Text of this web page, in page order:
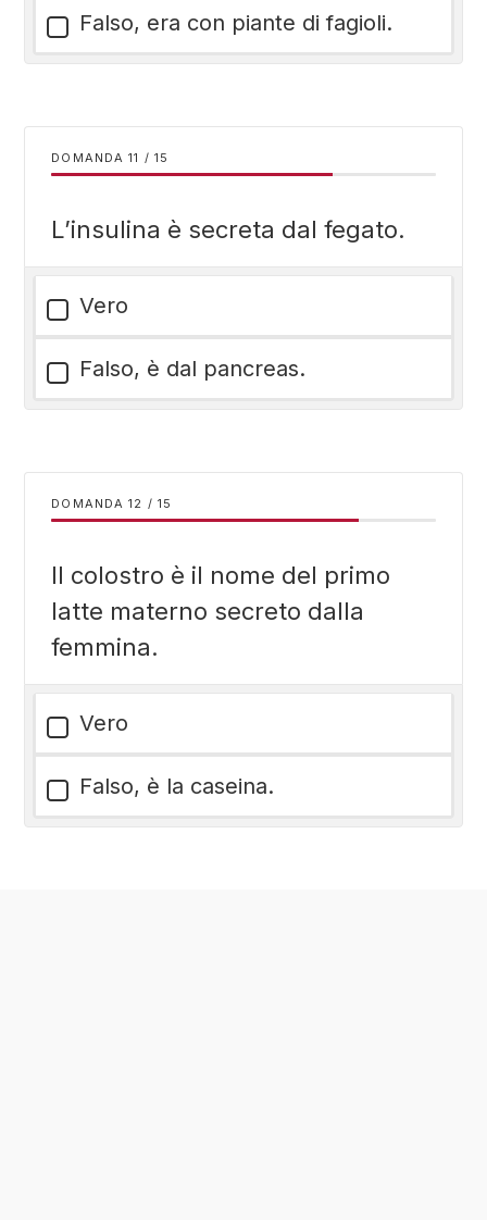
Falso, era con piante di fagioli.
DOMANDA / 15
L’insulina è secreta dal fegato.
Vero
Falso, è dal pancreas.
DOMANDA / 15
Il colostro è il nome del primo
latte materno secreto dalla
femmina.
Vero
Falso, è la caseina.